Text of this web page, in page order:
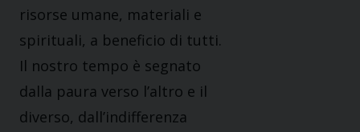
risorse umane, materiali e
spirituali, a beneficio di tutti.
Il nostro tempo è segnato
dalla paura verso l’altro e il
diverso, dall’indifferenza